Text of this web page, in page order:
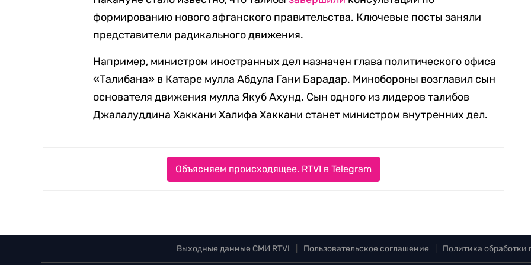
формированию нового афганского правительства. Ключевые посты заняли
представители радикального движения.
Например, министром иностранных дел назначен глава политического офиса
«Талибана» в Катаре мулла Абдула Гани Барадар. Минобороны возглавил сын
основателя движения мулла Якуб Ахунд. Сын одного из лидеров талибов
Джалалуддина Хаккани Халифа Хаккани станет министром внутренних дел.
Объясняем происходящее. RTVI в Telegram
Выходные данные СМИ RTVI Пользовательское соглашение Политика